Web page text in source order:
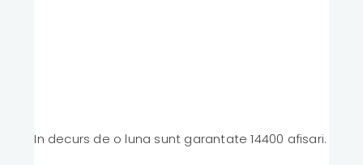
In decurs de o luna sunt garantate 14400 afisari.